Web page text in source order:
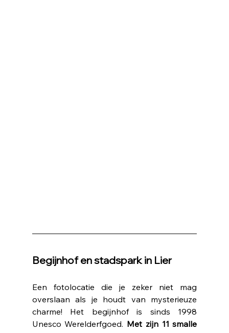
Begijnhof en stadspark in Lier
Een fotolocatie die je zeker niet mag
overslaan als je houdt van mysterieuze
charme! Het begijnhof is sinds 1998
Unesco Werelderfgoed. Met zijn 11 smalle